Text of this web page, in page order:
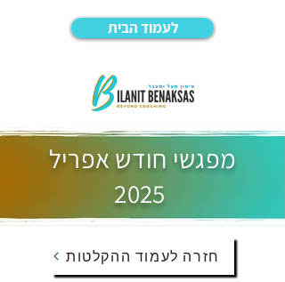
לעמוד הבית
מפגשי חודש אפריל
חזרה לעמוד ההקלטות